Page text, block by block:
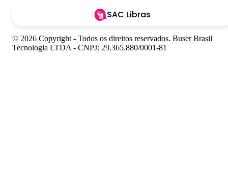
SAC Libras
© 2026 Copyright - Todos os direitos reservados. Buser Brasil
Tecnologia LTDA - CNPJ: 29.365.880/0001-81